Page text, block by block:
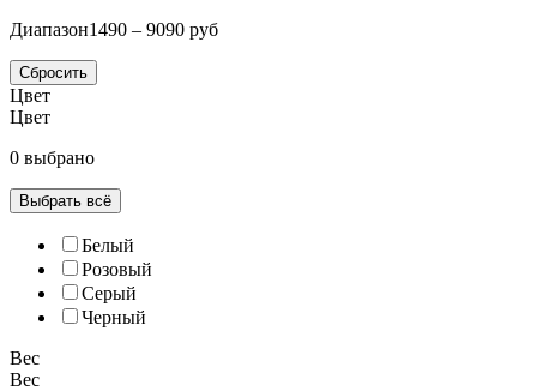
Диапазон1490 – 9090 руб
Сбросить
Цвет
Цвет
0 выбрано
Выбрать всё
Белый
Розовый
Серый
Черный
Вес
Вес